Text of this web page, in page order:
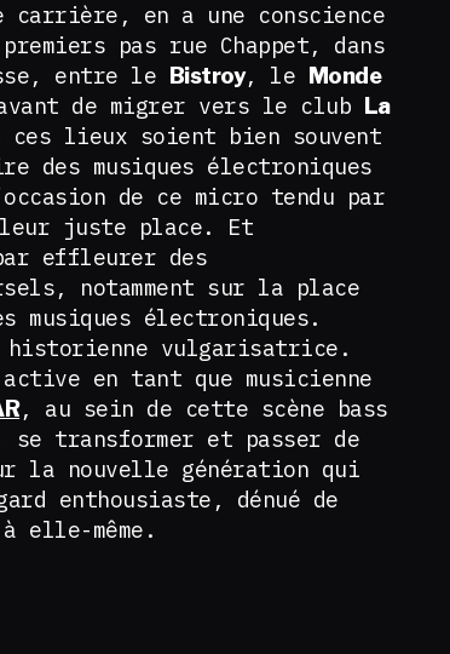
carrière, en a une conscience
pas rue Chappet, dans
entre le
Bistroy, le
Monde
de migrer vers le club
La
lieux soient bien souvent
des musiques électroniques
de ce micro tendu par
juste place. Et
effleurer des
notamment sur la place
musiques électroniques.
historienne vulgarisatrice.
en tant que musicienne
, au sein de cette scène bass
transformer et passer de
la nouvelle génération qui
enthousiaste, dénué de
elle-même.